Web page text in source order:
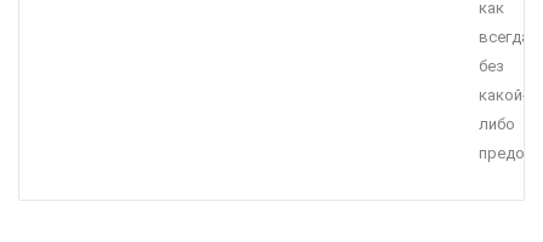
как
всегда,
без
какой-
либо